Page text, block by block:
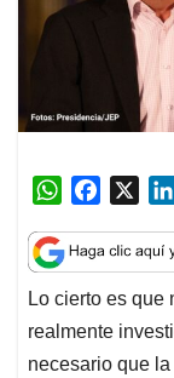
W
a
t
s
A
p
c
e
b
o
o
Lo cierto es que
realmente
necesario que